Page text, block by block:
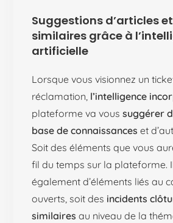
Suggestions d’articles
similaires grâce à
artificielle
Lorsque vous visionnez un
réclamation, l’intelligence
plateforme va voussuggérer
base de connaissances et
Soit des éléments que vous
fil du temps sur la plateforme.
également d’éléments liés au
ouverts, soit des incidents
similaires au niveau de la